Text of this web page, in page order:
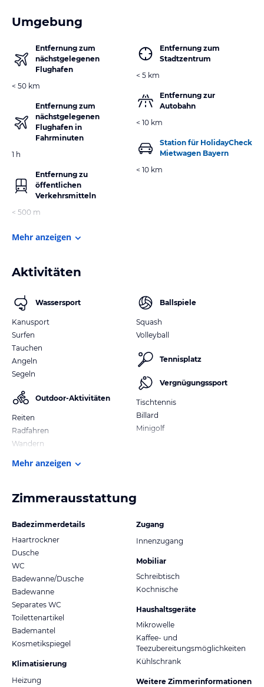
Umgebung
Entfernung zum
nächstgelegenen
Flughafen
< 50 km
Entfernung zum
nächstgelegenen
Flughafen in
Fahrminuten
1 h
Entfernung zu
öffentlichen
Verkehrsmitteln
< 500 m
Entfernung zum
Stadtzentrum
< 5 km
Entfernung zur
Autobahn
< 10 km
Station für HolidayCheck
Mietwagen Bayern
< 10 km
Mehr anzeigen
Aktivitäten
Wassersport
Kanusport
Surfen
Tauchen
Angeln
Segeln
Outdoor-Aktivitäten
Reiten
Radfahren
Wandern
Ballspiele
Squash
Volleyball
Tennisplatz
Vergnügungssport
Tischtennis
Billard
Minigolf
Mehr anzeigen
Zimmerausstattung
Badezimmerdetails
Haartrockner
Dusche
WC
Badewanne/Dusche
Badewanne
Separates WC
Toilettenartikel
Bademantel
Kosmetikspiegel
Klimatisierung
Heizung
Zugang
Innenzugang
Mobiliar
Schreibtisch
Kochnische
Haushaltsgeräte
Mikrowelle
Kaffee- und
Teezubereitungsmöglichkeiten
Kühlschrank
Weitere Zimmerinformationen